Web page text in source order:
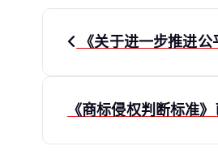
文
导
《关于进一步推进
《商标侵权判断标准